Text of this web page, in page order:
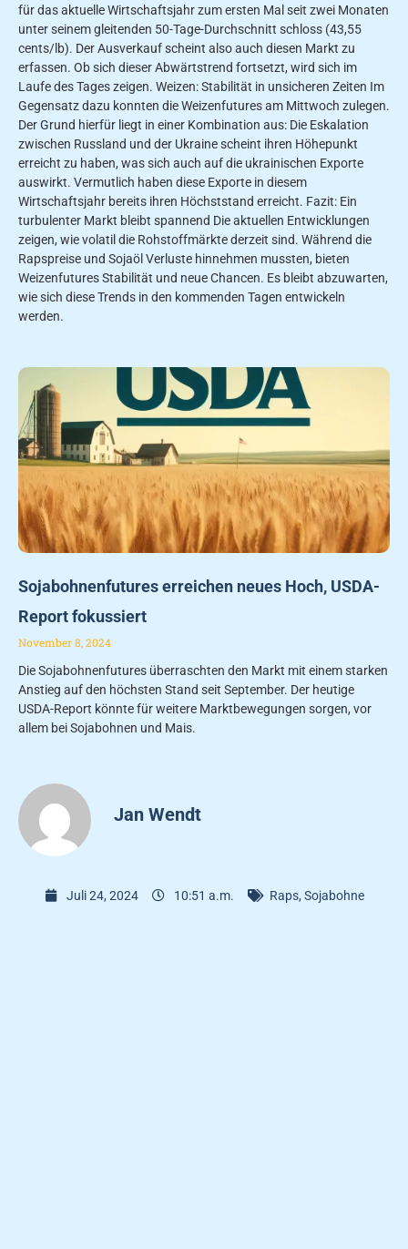
für das aktuelle Wirtschaftsjahr zum ersten Mal seit zwei Monaten
unter seinem gleitenden 50-Tage-Durchschnitt schloss (43,55
cents/lb). Der Ausverkauf scheint also auch diesen Markt zu
erfassen. Ob sich dieser Abwärtstrend fortsetzt, wird sich im
Laufe des Tages zeigen. Weizen: Stabilität in unsicheren Zeiten Im
Gegensatz dazu konnten die Weizenfutures am Mittwoch zulegen.
Der Grund hierfür liegt in einer Kombination aus: Die Eskalation
zwischen Russland und der Ukraine scheint ihren Höhepunkt
erreicht zu haben, was sich auch auf die ukrainischen Exporte
auswirkt. Vermutlich haben diese Exporte in diesem
Wirtschaftsjahr bereits ihren Höchststand erreicht. Fazit: Ein
turbulenter Markt bleibt spannend Die aktuellen Entwicklungen
zeigen, wie volatil die Rohstoffmärkte derzeit sind. Während die
Rapspreise und Sojaöl Verluste hinnehmen mussten, bieten
Weizenfutures Stabilität und neue Chancen. Es bleibt abzuwarten,
wie sich diese Trends in den kommenden Tagen entwickeln
werden.
Sojabohnenfutures erreichen neues Hoch, USDA-
Report fokussiert
November 8, 2024
Die Sojabohnenfutures überraschten den Markt mit einem starken
Anstieg auf den höchsten Stand seit September. Der heutige
USDA-Report könnte für weitere Marktbewegungen sorgen, vor
allem bei Sojabohnen und Mais.
Jan Wendt
Juli 24, 2024 10:51 a.m. Raps, Sojabohne